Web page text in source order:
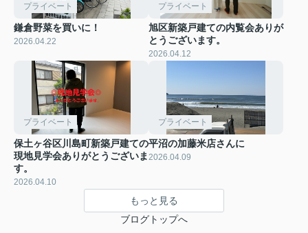
プライベート
鎌倉野菜を買いに！
2026.04.22
プライベート
旭区新築戸建ての内覧会ありが
とうございます。
2026.04.12
プライベート
保土ヶ谷区川島町新築戸建ての
現地見学会ありがとうございま
す。
2026.04.10
プライベート
平沼の加藤米店さんに
2026.04.09
もっと見る
ブログトップへ